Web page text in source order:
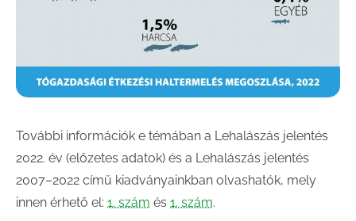
További információk e témában a Lehalászás jelentés
2022. év (előzetes adatok) és a Lehalászás jelentés
2007–2022 című kiadványainkban olvashatók, mely
innen érhető el: 1. szám és 1. szám.